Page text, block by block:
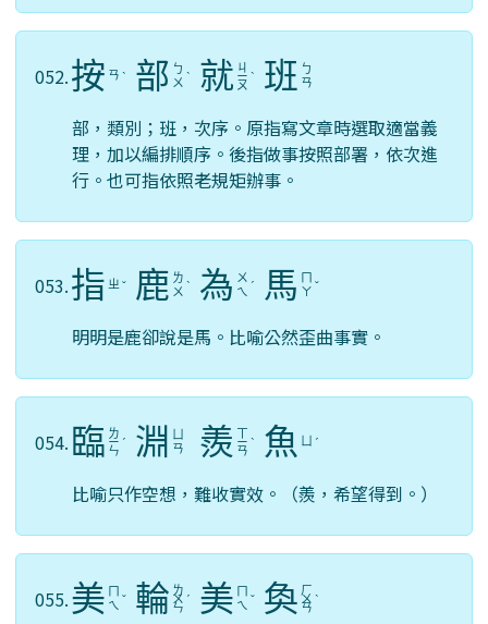
052.按 ㄢ ˋ 部 ㄅ
ㄨ ˋ 就 ㄐ
ㄧ
ㄡ
ˋ 班 ㄅ
ㄢ
部，類別；班，次序。原指寫文章時選取適當義
理，加以編排順序。後指做事按照部署，依次進
行。也可指依照老規矩辦事。
053.指 ㄓ ˇ 鹿 ㄌ
ㄨ ˋ 為 ㄨ
ㄟ ˊ 馬 ㄇ
ㄚ ˇ
明明是鹿卻說是馬。比喻公然歪曲事實。
054. 臨 ㄌ
ㄧ
ㄣ
ˊ 淵
ㄢ
羨 ㄒ
ㄧ
ㄢ
ˋ 魚 ˊ
比喻只作空想，難收實效。（羨，希望得到。）
055.美 ㄇ
ㄟ ˇ 輪 ㄌ
ㄨ
ㄣ
ˊ 美 ㄇ
ㄟ ˇ 奐 ㄏ
ㄨ
ㄢ
ˋ